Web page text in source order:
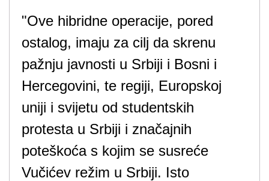
"Ove hibridne operacije, pored
ostalog, imaju za cilj da skrenu
pažnju javnosti u Srbiji i Bosni i
Hercegovini, te regiji, Europskoj
uniji i svijetu od studentskih
protesta u Srbiji i značajnih
poteškoća s kojim se susreće
Vučićev režim u Srbiji. Isto